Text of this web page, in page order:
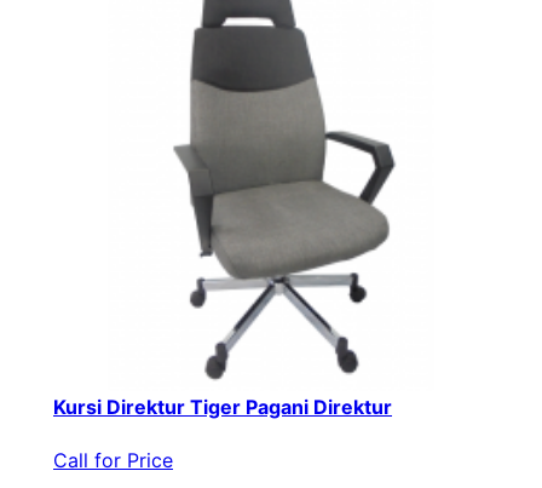
Kursi Direktur Tiger Pagani Direktur
Call for Price